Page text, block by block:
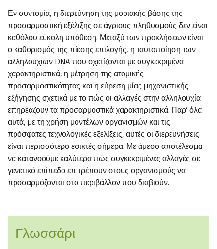
Εν συντομία, η διερεύνηση της μοριακής βάσης της
προσαρμοστική εξέλιξης σε άγριους πληθυσμούς δεν είναι
καθόλου εύκολη υπόθεση. Μεταξύ των προκλήσεων είναι
ο καθορισμός της πίεσης επιλογής, η ταυτοποίηση των
αλληλουχιών DNA που σχετίζονται με συγκεκριμένα
χαρακτηριστικά, η μέτρηση της ατομικής
προσαρμοστικότητας και η εύρεση μίας μηχανιστικής
εξήγησης σχετικά με το πώς οι αλλαγές στην αλληλουχία
επηρεάζουν τα προσαρμοστικά χαρακτηριστικά. Παρ’ όλα
αυτά, με τη χρήση μοντέλων οργανισμών και τις
πρόσφατες τεχνολογικές εξελίξεις, αυτές οι διερευνήσεις
είναι περισσότερο εφικτές σήμερα. Με άμεσο αποτέλεσμα
να κατανοούμε καλύτερα πώς συγκεκριμένες αλλαγές σε
γενετικό επίπεδο επιτρέπουν στους οργανισμούς να
προσαρμόζονται στο περιβάλλον που διαβιούν.
Γλωσσάρι